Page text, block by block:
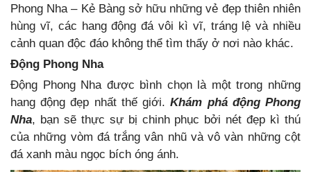
Phong Nha – Kẻ Bàng sở hữu những vẻ đẹp thiên nhiên
hùng vĩ, các hang động đá vôi kì vĩ, tráng lệ và nhiều
cảnh quan độc đáo không thể tìm thấy ở nơi nào khác.
Động Phong Nha
Động Phong Nha được bình chọn là một trong những
hang động đẹp nhất thế giới.Khám phá động Phong
Nha, bạn sẽ thực sự bị chinh phục bởi nét đẹp kì thú
của những vòm đá trắng vân nhũ và vô vàn những cột
đá xanh màu ngọc bích óng ánh.